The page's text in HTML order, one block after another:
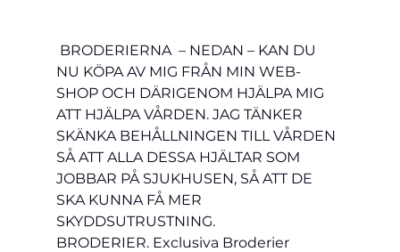
NU KÖPA AV MIG FRÅN MIN WEB-
SHOP OCH DÄRIGENOM HJÄLPA MIG
ATT HJÄLPA VÅRDEN. JAG TÄNKER
SKÄNKA BEHÅLLNINGEN TILL VÅRDEN
SÅ ATT ALLA DESSA HJÄLTAR SOM
JOBBAR PÅ SJUKHUSEN, SÅ ATT DE
SKA KUNNA FÅ MER
SKYDDSUTRUSTNING.
BRODERIER. Exclusiva Broderier